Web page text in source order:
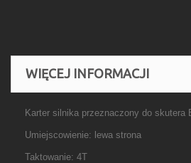
WIĘCEJ INFORMACJI
Karter silnika przeznaczony do skutera
Umiejscowienie: lewa strona
Taktowanie: 4T